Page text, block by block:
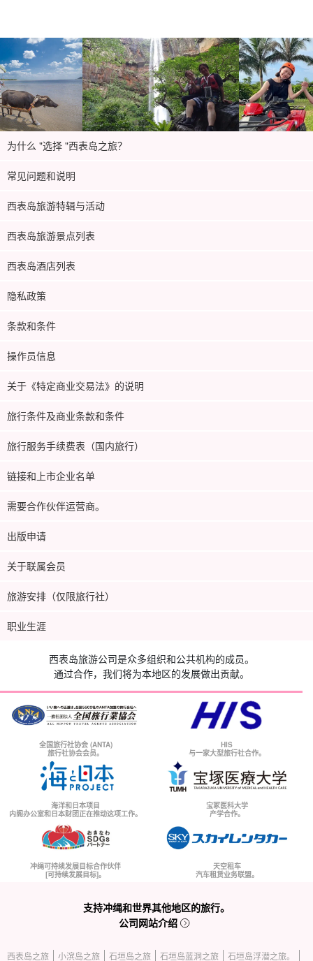
为什么 "选择 "西表岛之旅？
常见问题和说明
西表岛旅游特辑与活动
西表岛旅游景点列表
西表岛酒店列表
隐私政策
条款和条件
操作员信息
关于《特定商业交易法》的说明
旅行条件及商业条款和条件
旅行服务手续费表（国内旅行）
链接和上市企业名单
需要合作伙伴运营商。
出版申请
关于联属会员
旅游安排（仅限旅行社）
职业生涯
西表岛旅游公司是众多组织和公共机构的成员。
通过合作，我们将为本地区的发展做出贡献。
全国旅行社协会 (ANTA)
旅行社协会会员。
HIS
与一家大型旅行社合作。
海洋和日本项目
内阁办公室和日本财团正在推动这项工作。
宝冢医科大学
产学合作。
冲绳可持续发展目标合作伙伴
[可持续发展目标]。
天空租车
汽车租赁业务联盟。
支持冲绳和世界其他地区的旅行。
公司网站介绍
西表岛之旅 小滨岛之旅 石垣岛之旅 石垣岛蓝洞之旅 石垣岛浮潜之旅。